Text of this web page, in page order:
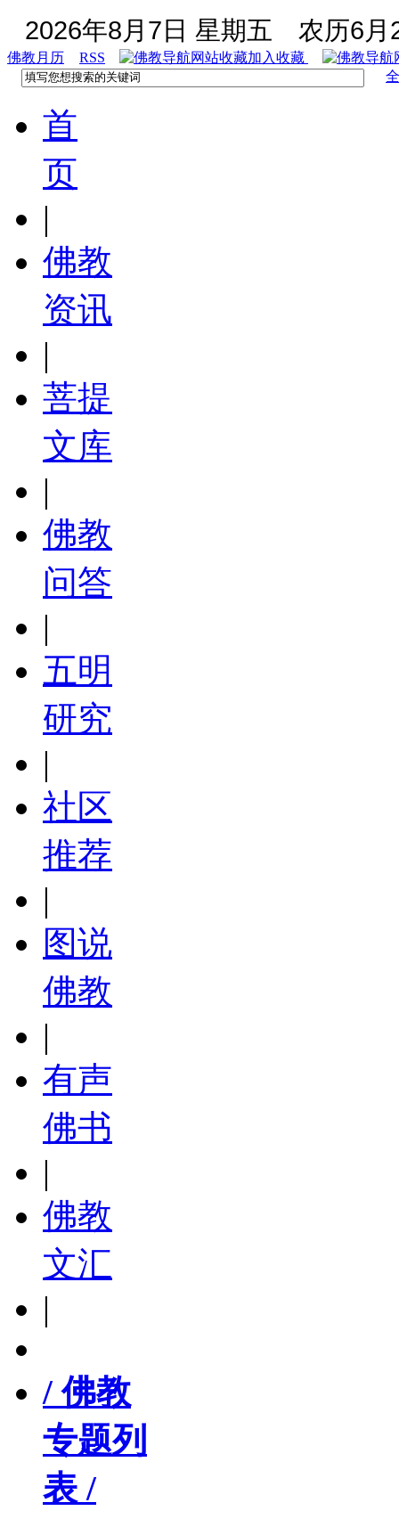
2026年8月7日 星期五 农历6月
佛教月历 RSS
加入收藏
首
页
|
佛教
资讯
|
菩提
文库
|
佛教
问答
|
五明
研究
|
社区
推荐
|
图说
佛教
|
有声
佛书
|
佛教
文汇
|
/ 佛教
专题列
表 /